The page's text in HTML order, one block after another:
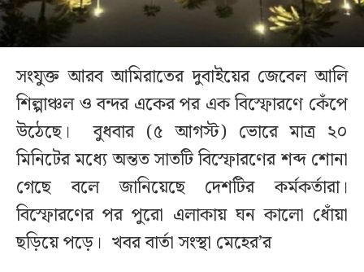
সংযুক্ত আরব আমিরাতের দুবাইয়ের জেবেল আলি
শিল্পাঞ্চল ও বন্দর একের পর এক বিস্ফোরণে কেঁপে
উঠেছে। বুধবার (৫ আগস্ট) ভোরে মাত্র ২০
মিনিটের মধ্যে অন্তত সাতটি বিস্ফোরণের শব্দ শোনা
গেছে বলে জানিয়েছে দেশটির কর্মকর্তারা।
বিস্ফোরণের পর পুরো এলাকায় ঘন কালো ধোঁয়া
ছড়িয়ে পড়ে। খবর বার্তা সংস্থা মেহের’র